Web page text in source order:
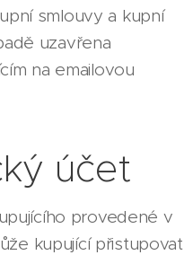
smlouvy a kupní
uzavřena
na emailovou
účet
provedené v
kupující přistupovat